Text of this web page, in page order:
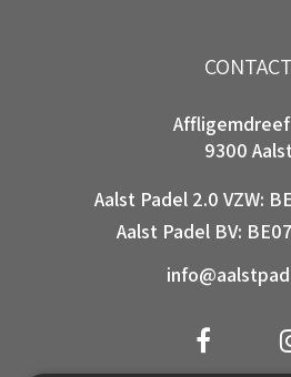
CONTACT
9300 Aalst
Aalst Padel 2.0 VZW:
Aalst Padel BV: